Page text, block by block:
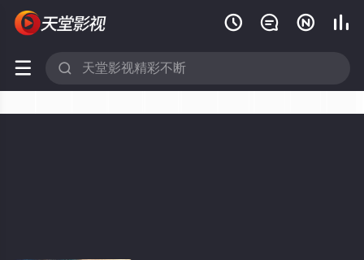
   
 